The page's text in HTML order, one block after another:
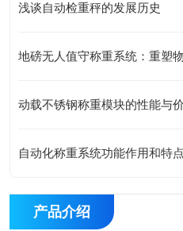
浅谈自动检重秤的发展历史
地磅无人值守称重系统：重塑
动载不锈钢称重模块的性能与
自动化称重系统功能作用和特
产品介绍